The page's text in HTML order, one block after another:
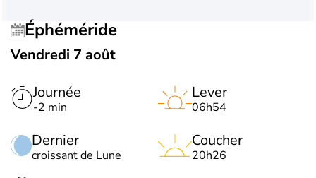
Éphéméride
Vendredi 7 août
Journée
-2 min
Dernier
croissant de Lune
Lever
06h54
Coucher
20h26